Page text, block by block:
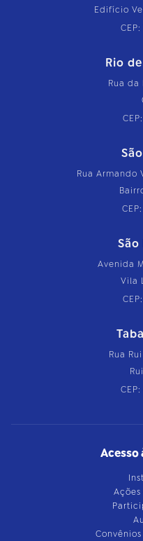
Edifício
Rio
Rua da
Rua Armando
São
Avenida
Vila
Rua
Acesso
Ações